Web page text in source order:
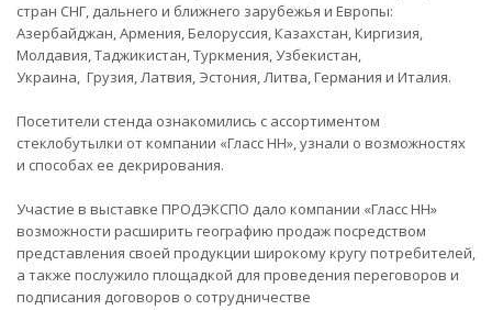
стран СНГ, дальнего и ближнего зарубежья и Европы:
Азербайджан, Армения, Белоруссия, Казахстан, Киргизия,
Молдавия, Таджикистан, Туркмения, Узбекистан,
Украина, Грузия, Латвия, Эстония, Литва, Германия и Италия.
Посетители стенда ознакомились с ассортиментом
стеклобутылки от компании «Гласс НН», узнали о возможностях
и способах ее декрирования.
Участие в выставке ПРОДЭКСПО дало компании «Гласс НН»
возможности расширить географию продаж посредством
представления своей продукции широкому кругу потребителей,
а также послужило площадкой для проведения переговоров и
подписания договоров о сотрудничестве